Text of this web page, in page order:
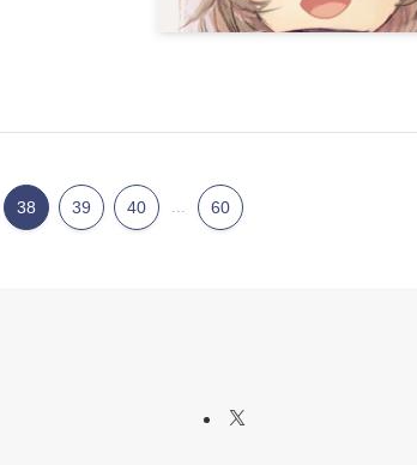
38 39 40 60